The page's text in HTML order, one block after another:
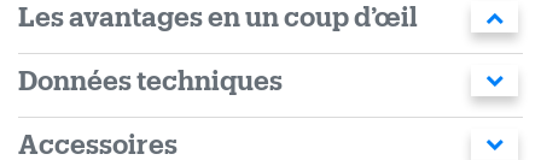
Les avantages en un coup d’œil
Données techniques
Accessoires